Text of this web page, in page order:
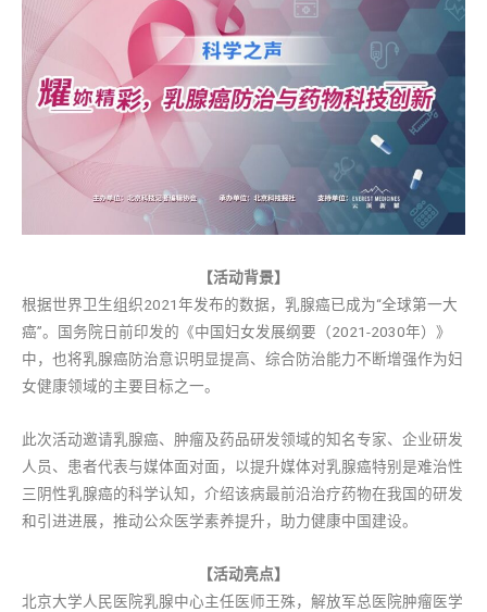
【活动背景】
根据世界卫生组织2021年发布的数据，乳腺癌已成为“全球第一大
癌”。国务院日前印发的《中国妇女发展纲要（2021-2030年）》
中，也将乳腺癌防治意识明显提高、综合防治能力不断增强作为妇
女健康领域的主要目标之一。
此次活动邀请乳腺癌、肿瘤及药品研发领域的知名专家、企业研发
人员、患者代表与媒体面对面，以提升媒体对乳腺癌特别是难治性
三阴性乳腺癌的科学认知，介绍该病最前沿治疗药物在我国的研发
和引进进展，推动公众医学素养提升，助力健康中国建设。
【活动亮点】
北京大学人民医院乳腺中心主任医师王殊，解放军总医院肿瘤医学